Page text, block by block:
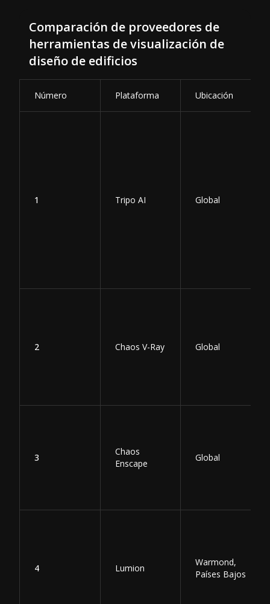
Comparación de proveedores de
herramientas de visualización de
diseño de edificios
Número Plataforma Ubicación
1 Tripo AI Global
2 Chaos V-Ray Global
3
Chaos
Enscape
Global
4 Lumion
Warmond,
Países Bajos